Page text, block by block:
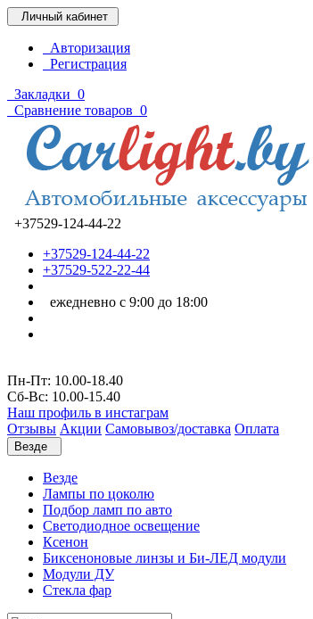
Личный кабинет
Авторизация
Регистрация
Закладки 0
Сравнение товаров 0
+37529-124-44-22
+37529-124-44-22
+37529-522-22-44
ежедневно с 9:00 до 18:00
Пн-Пт: 10.00-18.40
Cб-Вс: 10.00-15.40
Наш профиль в инстаграм
Отзывы Акции Самовывоз/доставка Оплата
Везде
Везде
Лампы по цоколю
Подбор ламп по авто
Светодиодное освещение
Ксенон
Биксеноновые линзы и Би-ЛЕД модули
Модули ДУ
Стекла фар